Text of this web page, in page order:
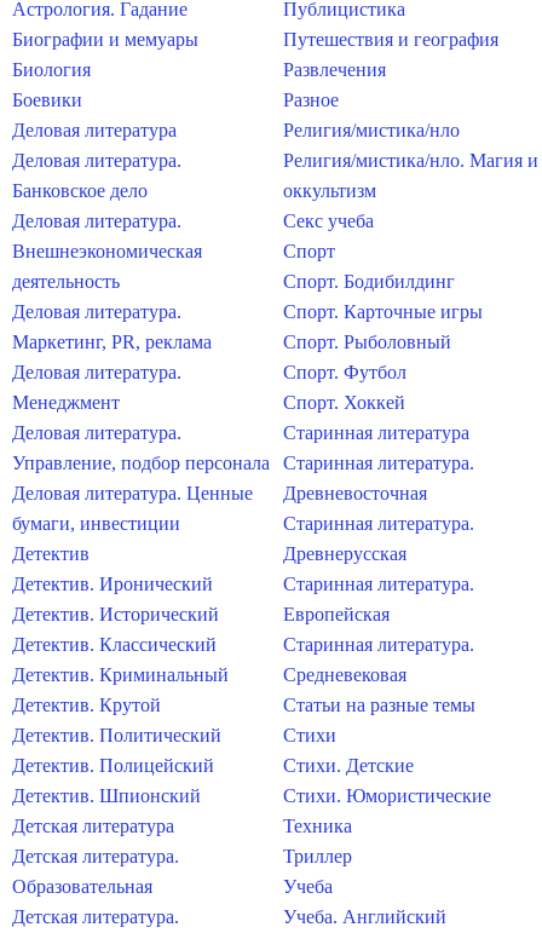
Астрология. Гадание
Биографии и мемуары
Биология
Боевики
Деловая литература
Деловая литература.
Банковское дело
Деловая литература.
Внешнеэкономическая
деятельность
Деловая литература.
Маркетинг, PR, реклама
Деловая литература.
Менеджмент
Деловая литература.
Управление, подбор персонала
Деловая литература. Ценные
бумаги, инвестиции
Детектив
Детектив. Иронический
Детектив. Исторический
Детектив. Классический
Детектив. Криминальный
Детектив. Крутой
Детектив. Политический
Детектив. Полицейский
Детектив. Шпионский
Детская литература
Детская литература.
Образовательная
Детская литература.
Публицистика
Путешествия и география
Развлечения
Разное
Религия/мистика/нло
Религия/мистика/нло. Магия и
оккультизм
Секс учеба
Спорт
Спорт. Бодибилдинг
Спорт. Карточные игры
Спорт. Рыболовный
Спорт. Футбол
Спорт. Хоккей
Старинная литература
Старинная литература.
Древневосточная
Старинная литература.
Древнерусская
Старинная литература.
Европейская
Старинная литература.
Средневековая
Статьи на разные темы
Стихи
Стихи. Детские
Стихи. Юмористические
Техника
Триллер
Учеба
Учеба. Английский